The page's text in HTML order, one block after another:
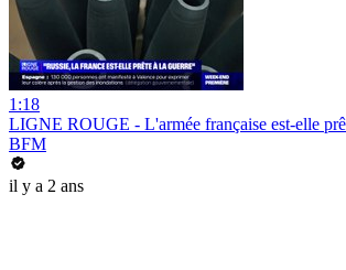
1:18
LIGNE ROUGE - L'armée française est-elle
BFM
il y a 2 ans